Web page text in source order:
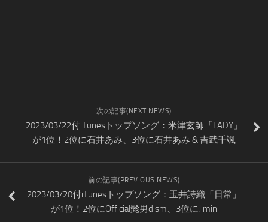
次の記事(NEXT NEWS)
2023/03/22付iTunesトップソング：米津玄師「LADY」
が1位！2位に石井あみ、3位に石井あみ & 吉武千颯
前の記事(PREVIOUS NEWS)
2023/03/20付iTunesトップソング：玉井詩織「日常」
が1位！2位にOfficial髭男dism、3位にJimin